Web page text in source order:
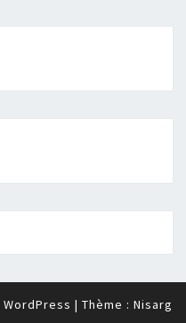
WordPress | Thème : Nisarg